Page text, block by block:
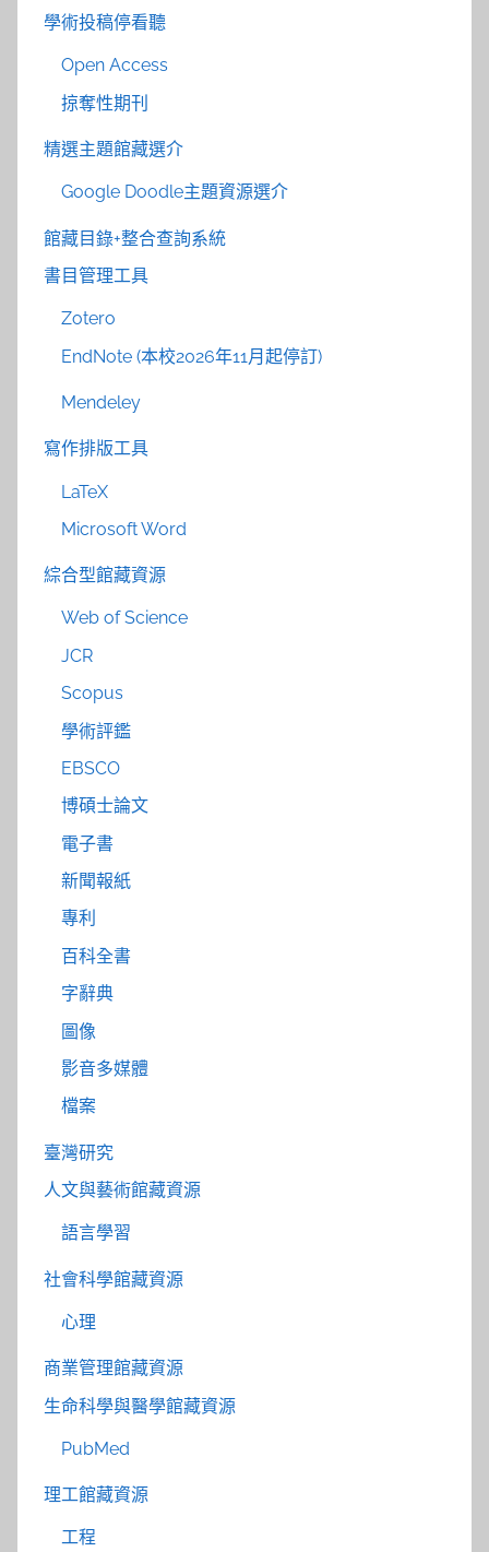
學術投稿停看聽
Open Access
掠奪性期刊
精選主題館藏選介
Google Doodle主題資源選介
館藏目錄+整合查詢系統
書目管理工具
Zotero
EndNote (本校2026年11月起停訂)
Mendeley
寫作排版工具
LaTeX
Microsoft Word
綜合型館藏資源
Web of Science
JCR
Scopus
學術評鑑
EBSCO
博碩士論文
電子書
新聞報紙
專利
百科全書
字辭典
圖像
影音多媒體
檔案
臺灣研究
人文與藝術館藏資源
語言學習
社會科學館藏資源
心理
商業管理館藏資源
生命科學與醫學館藏資源
PubMed
理工館藏資源
工程